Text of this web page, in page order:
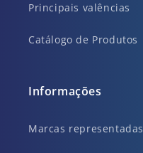
Principais valências
Catálogo de Produtos
Informações
Marcas representadas